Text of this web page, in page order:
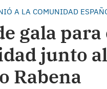
A LA COMUNIDAD
gala
junto
Rabena